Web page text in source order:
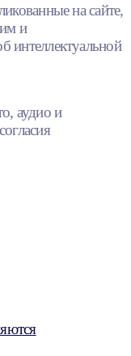
на сайте,
и
интеллектуальной
аудио и